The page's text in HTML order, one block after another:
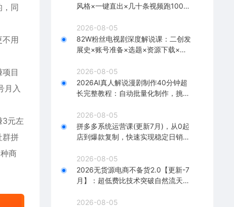
，同
用
目
月入
3元左
群拼
商
风格×一键直出×几十条视频跑1000
2026-08-05
82W粉丝电视剧深度解说课：二创发
展史×账号准备×选题×资源下载×爆
2026-08-05
2026AI真人解说漫剧制作40分钟超
长完整教程：自动批量化制作，挑战
2026-08-05
拼多多系统运营课(更新7月)，从0起
店到爆款复制，快速实现稳定日销千
2026-08-05
2026无货源电商不备货2.0【更新-7
月】：超低费比技术突破自然流天花
2026-08-05